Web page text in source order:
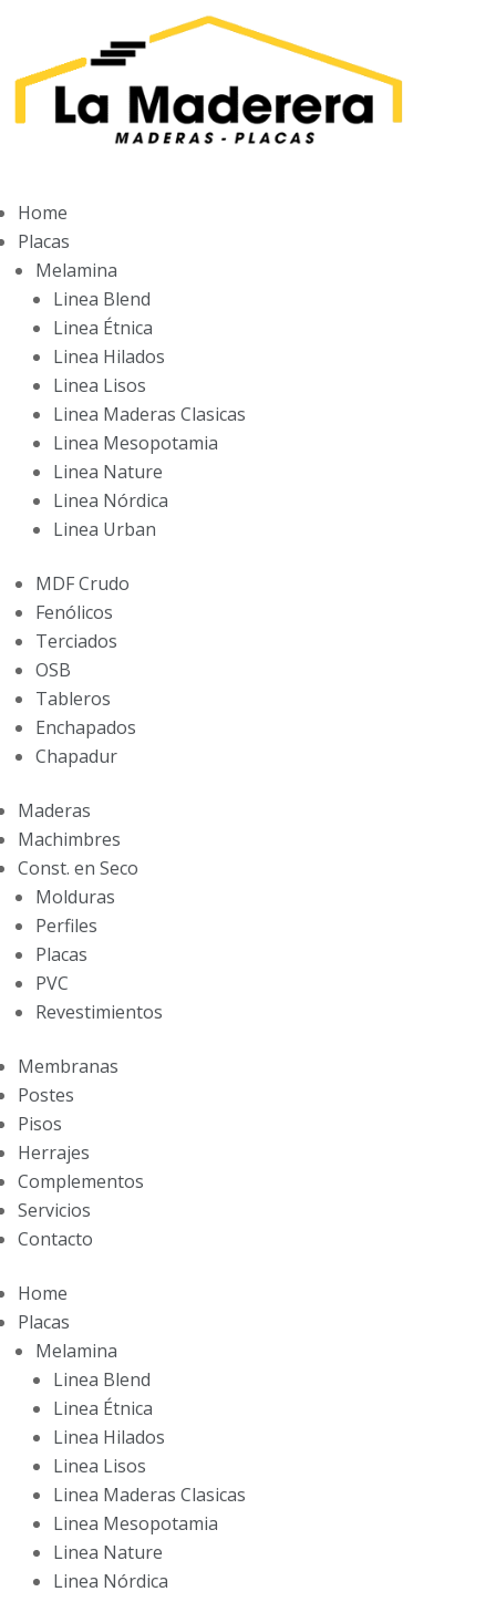
Home
Placas
Melamina
Linea Blend
Linea Étnica
Linea Hilados
Linea Lisos
Linea Maderas Clasicas
Linea Mesopotamia
Linea Nature
Linea Nórdica
Linea Urban
MDF Crudo
Fenólicos
Terciados
OSB
Tableros
Enchapados
Chapadur
Maderas
Machimbres
Const. en Seco
Molduras
Perfiles
Placas
PVC
Revestimientos
Membranas
Postes
Pisos
Herrajes
Complementos
Servicios
Contacto
Home
Placas
Melamina
Linea Blend
Linea Étnica
Linea Hilados
Linea Lisos
Linea Maderas Clasicas
Linea Mesopotamia
Linea Nature
Linea Nórdica